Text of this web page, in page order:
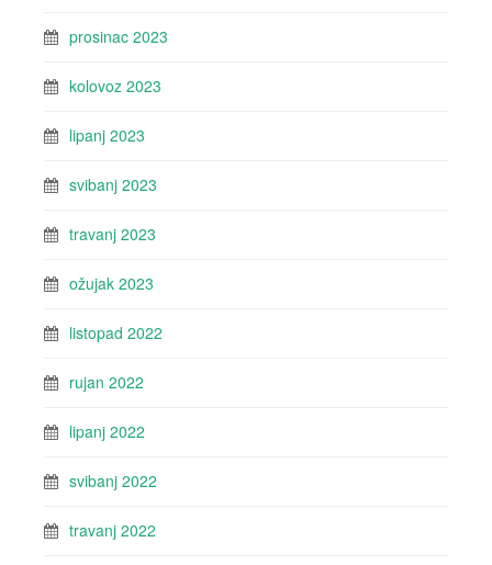
prosinac 2023
kolovoz 2023
lipanj 2023
svibanj 2023
travanj 2023
ožujak 2023
listopad 2022
rujan 2022
lipanj 2022
svibanj 2022
travanj 2022